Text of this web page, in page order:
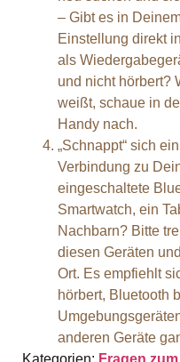
– Gibt es in
Einstellung direkt
als
und nicht hörbert?
weißt, schaue in
Handy nach.
„Schnappt“ sich
Verbindung zu
eingeschaltete
Smartwatch, ein
Nachbarn? Bitte
diesen Geräten
Ort. Es empfiehlt
hörbert, Bluetooth
anderen Geräte
Kategorien: Fragen